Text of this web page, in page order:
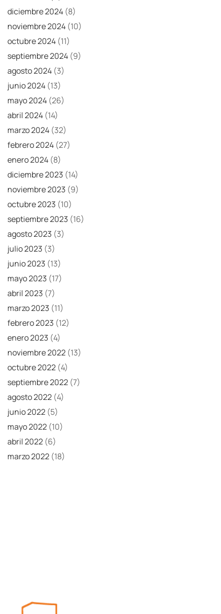
diciembre 2024 (8)
noviembre 2024 (10)
octubre 2024 (11)
septiembre 2024 (9)
agosto 2024 (3)
junio 2024 (13)
mayo 2024 (26)
abril 2024 (14)
marzo 2024 (32)
febrero 2024 (27)
enero 2024 (8)
diciembre 2023 (14)
noviembre 2023 (9)
octubre 2023 (10)
septiembre 2023 (16)
agosto 2023 (3)
julio 2023 (3)
junio 2023 (13)
mayo 2023 (17)
abril 2023 (7)
marzo 2023 (11)
febrero 2023 (12)
enero 2023 (4)
noviembre 2022 (13)
octubre 2022 (4)
septiembre 2022 (7)
agosto 2022 (4)
junio 2022 (5)
mayo 2022 (10)
abril 2022 (6)
marzo 2022 (18)